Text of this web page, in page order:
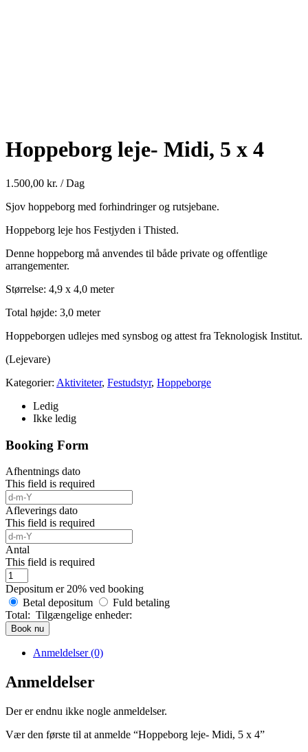
Hoppeborg leje- Midi, 5 x 4
1.500,00 kr. / Dag
Sjov hoppeborg med forhindringer og rutsjebane.
Hoppeborg leje hos Festjyden i Thisted.
Denne hoppeborg må anvendes til både private og offentlige
arrangementer.
Størrelse: 4,9 x 4,0 meter
Total højde: 3,0 meter
Hoppeborgen udlejes med synsbog og attest fra Teknologisk Institut.
(Lejevare)
Kategorier: Aktiviteter, Festudstyr, Hoppeborge
Ledig
Ikke ledig
Booking Form
Afhentnings dato
This field is required
Afleverings dato
This field is required
Antal
This field is required
Depositum er 20% ved booking
Betal depositum
Fuld betaling
Total: Tilgængelige enheder:
Book nu
Anmeldelser (0)
Anmeldelser
Der er endnu ikke nogle anmeldelser.
Vær den første til at anmelde “Hoppeborg leje- Midi, 5 x 4”